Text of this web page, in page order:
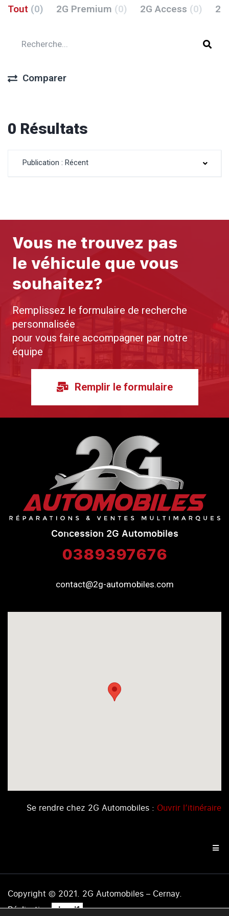
Tout (0) 2G Premium (0) 2G Access (0)
Comparer
0 Résultats
Publication : Récent
Vous ne trouvez pas
le véhicule que vous
souhaitez?
Remplissez le formulaire de recherche
personnalisée
pour vous faire accompagner par notre
équipe
Remplir le formulaire
Concession 2G Automobiles
0389397676
contact@2g-automobiles.com
Se rendre chez 2G Automobiles : Ouvrir l’itinéraire
Copyright © 2021. 2G Automobiles – Cernay.
Réalisation .level1